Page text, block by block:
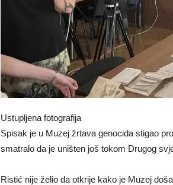
Ustupljena fotografija
Spisak je u Muzej žrtava genocida stigao
smatralo da je uništen još tokom Drugog
Ristić nije želio da otkrije kako je Muzej